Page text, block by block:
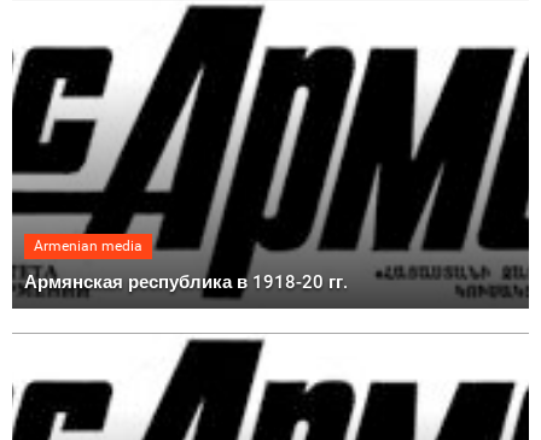
Armenian media
Армянская республика в 1918-20 гг.